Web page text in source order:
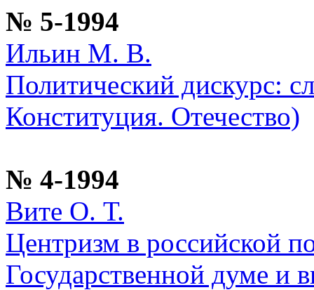
№ 5-1994
Ильин М. В.
Политический дискурс:
Конституция. Отечество)
№ 4-1994
Вите О. Т.
Центризм в российской
Государственной думе и